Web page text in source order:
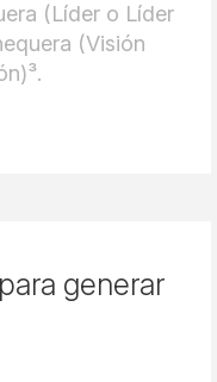
(Líder o Líder
(Visión
generar